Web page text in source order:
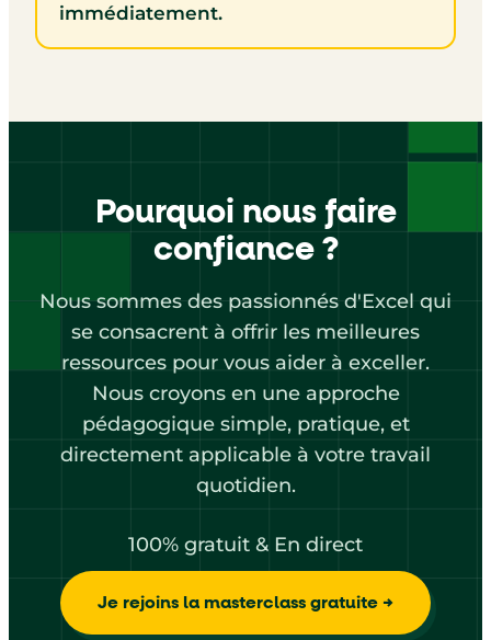
immédiatement.
Pourquoi nous faire
confiance ?
Nous sommes des passionnés d'Excel qui
se consacrent à offrir les meilleures
ressources pour vous aider à exceller.
Nous croyons en une approche
pédagogique simple, pratique, et
directement applicable à votre travail
quotidien.
100% gratuit & En direct
Je rejoins la masterclass gratuite →